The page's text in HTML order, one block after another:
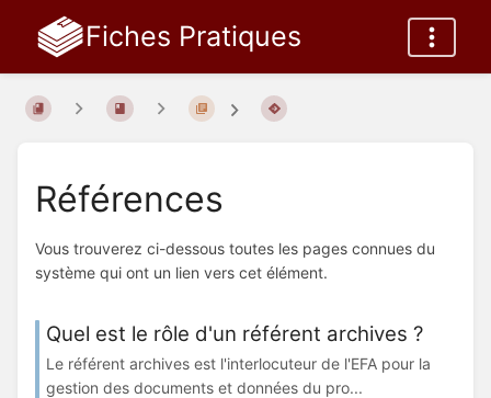
Fiches Pratiques
Références
Vous trouverez ci-dessous toutes les pages connues du
système qui ont un lien vers cet élément.
Quel est le rôle d'un référent archives ?
Le référent archives est l'interlocuteur de l'EFA pour la
gestion des documents et données du pro...